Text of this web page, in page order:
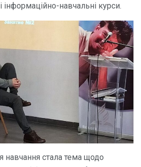
інформаційно-навчальні курси.
стала тема щодо